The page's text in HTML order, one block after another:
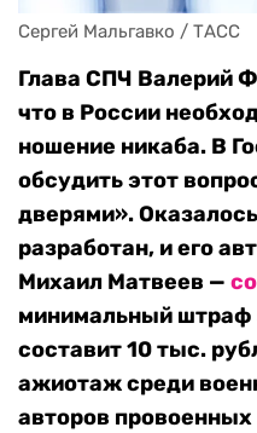
Сергей Мальгавко / ТАСС
Глава СПЧ Валерий
что в России
ношение никаба. В
обсудить этот
дверями».
разработан, и его
Михаил Матвеев —
минимальный штраф
составит 10 тыс.
ажиотаж среди
авторов